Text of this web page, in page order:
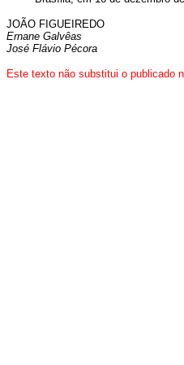
JOÃO FIGUEIREDO
Ernane Galvêas
José Flávio Pécora
Este texto não substitui o publicado